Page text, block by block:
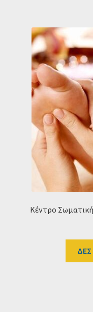
Κέντρο